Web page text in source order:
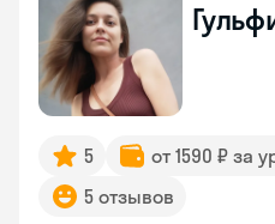
5 от 1590 ₽ за
5 отзывов